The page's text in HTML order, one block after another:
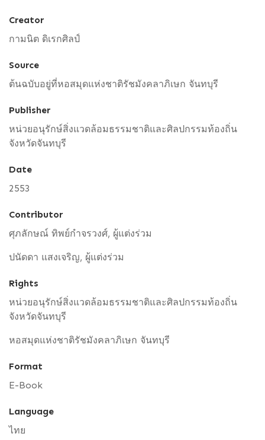
Creator
กามนิต ดิเรกศิลป์
Source
ต้นฉบับอยู่ที่หอสมุดแห่งชาติรัชมังคลาภิเษก จันทบุรี
Publisher
หน่วยอนุรักษ์สิ่งแวดล้อมธรรมชาติและศิลปกรรมท้องถิ่น
จังหวัดจันทบุรี
Date
2553
Contributor
ศุภลักษณ์ ทิพย์กำจรวงศ์, ผู้แต่งร่วม
ปนัดดา แสงเจริญ, ผู้แต่งร่วม
Rights
หน่วยอนุรักษ์สิ่งแวดล้อมธรรมชาติและศิลปกรรมท้องถิ่น
จังหวัดจันทบุรี
หอสมุดแห่งชาติรัชมังคลาภิเษก จันทบุรี
Format
E-Book
Language
ไทย